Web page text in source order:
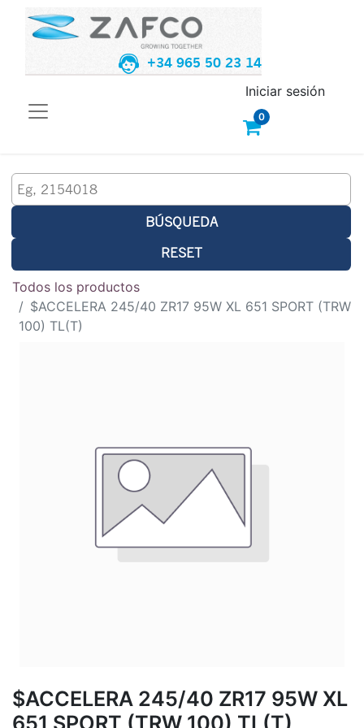
+34 965 50 23 14
0
Iniciar sesión
BÚSQUEDA
RESET
Todos los productos
$ACCELERA 245/40 ZR17 95W XL 651 SPORT (TRW
100) TL(T)
$ACCELERA 245/40 ZR17 95W XL
651 SPORT (TRW 100) TL(T)